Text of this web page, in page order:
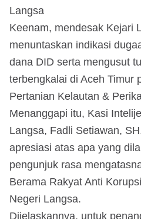
Langsa
Keenam, mendesak Kejari
menuntaskan indikasi
dana DID serta mengusut
terbengkalai di Aceh Timur
Pertanian Kelautan &
Menanggapi itu, Kasi
Langsa, Fadli Setiawan,
apresiasi atas apa yang
pengunjuk rasa
Berama Rakyat Anti
Negeri Langsa.
Dijelaskannya, untuk